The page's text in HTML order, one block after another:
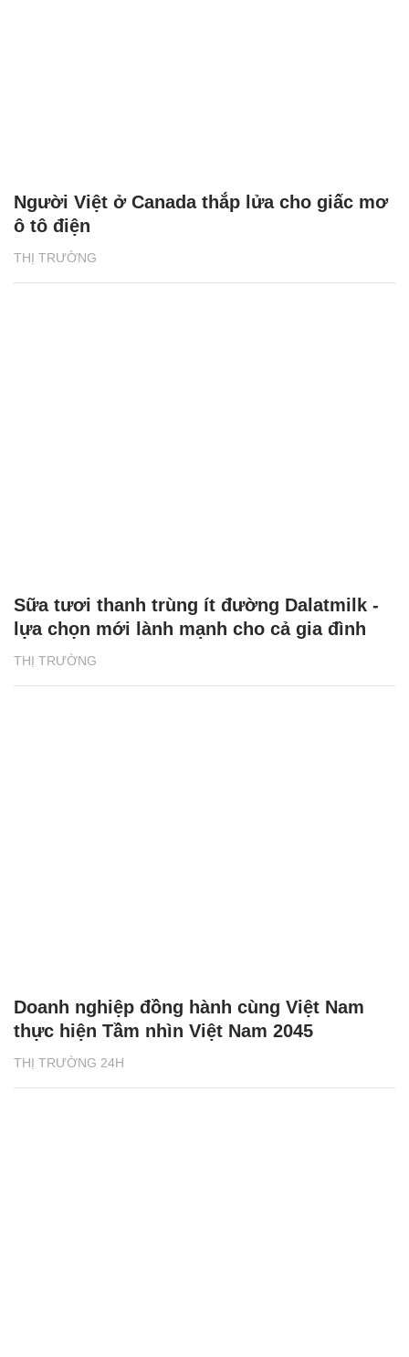
THỊ TRƯỜNG
Người Việt ở Canada thắp lửa cho giấc mơ
ô tô điện
THỊ TRƯỜNG
Sữa tươi thanh trùng ít đường Dalatmilk -
lựa chọn mới lành mạnh cho cả gia đình
THỊ TRƯỜNG 24H
Doanh nghiệp đồng hành cùng Việt Nam
thực hiện Tầm nhìn Việt Nam 2045